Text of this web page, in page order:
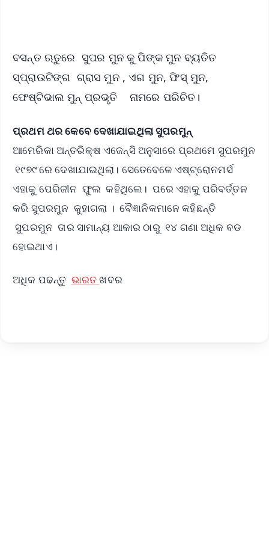
ବସନ୍ତ ଋତୁରେ ସୁପର ମୁନ କୁ ପିଙ୍କ ମୁନ ବ୍ୟତିତ
ସ୍ପ୍ରାଉଟିଙ୍ଗ ଗ୍ରାସ ମୁନ , ଏଗ ମୁନ, ଫିସ୍‌ ମୁନ,
ଫେଷ୍ଟିଭାଲ ମୁନ୍‌ ପ୍ରଭୃତି ନାମରେ ପରିଚିତ।
ପ୍ରଥମ ଥର କେବେ ଦେଖାଯାଇଥିଲା ସୁପରମୁନ୍‌
ଆମେରିକା ଅନ୍ତରିକ୍ଷ ଏଜେନ୍ସି ଅନୁସାରେ ପ୍ରଥମେ ସୁପରମୁନ
୧୯୭୯ ରେ ଦେଖାଯାଇଥିଲା। ସେତେବେଳେ ଏଷ୍ଟ୍ରୋନମର୍ସ
ଏହାକୁ ପେରିଜୀନ ଫୁଲ କହିଥିଲେ। ପରେ ଏହାକୁ ପରିବର୍ତ୍ତନ
କରି ସୁପରମୁନ କୁହାଗଲା । ବୈଜ୍ଞାନିକମାନେ କହିଛନ୍ତି
ସୁପରମୁନ ତାର ସାମାନ୍ୟ ଆକାର ଠାରୁ ୧୪ ଗଣା ଅଧିକ ବଡ
ହୋଇଥାଏ।
ଅଧିକ ପଢନ୍ତୁ ଭାରତଖବର